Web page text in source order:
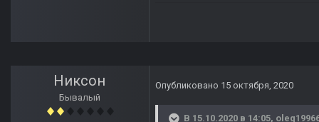
Никсон
Бывалый
Опубликовано 15 октября, 2020
В 15.10.2020 в 14:05,